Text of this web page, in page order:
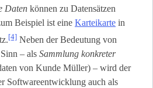
Daten können zu Datensätzen
Beispiel ist eine Karteikarte in
[4] Neben der Bedeutung von
– als Sammlung konkreter
von Kunde Müller) – wird der
Softwareentwicklung auch als